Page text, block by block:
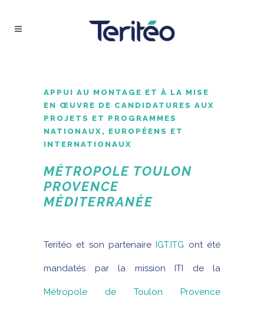
APPUI AU MONTAGE ET À LA MISE
EN ŒUVRE DE CANDIDATURES AUX
PROJETS ET PROGRAMMES
NATIONAUX, EUROPÉENS ET
INTERNATIONAUX
MÉTROPOLE TOULON
PROVENCE
MÉDITERRANÉE
Teritéo et son partenaireIGT.ITG ont été
mandatés par la mission ITI de la
Métropole de Toulon Provence